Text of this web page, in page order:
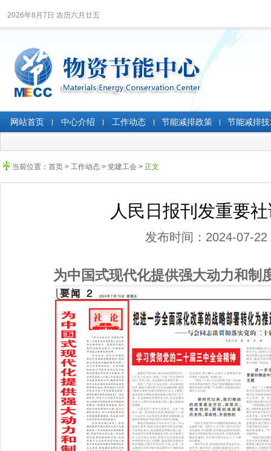
2026年8月7日 农历六月廿五
网站首页 中心介绍 工作动态 节能减排政策 节能减排
当前位置： 首页 > 工作动态 > 党建工会 > 正文
人民日报刊发重要
发布时间：2024-07-22
为中国式现代化提供强大动力和制